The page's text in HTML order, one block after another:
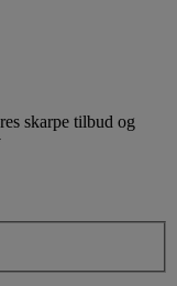
skarpe tilbud og